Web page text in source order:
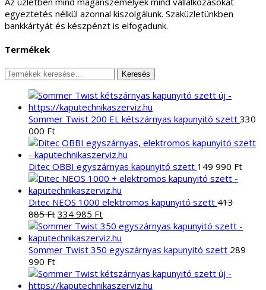
egyeztetés nélkül azonnal kiszolgálunk. Szaküzletünkben
bankkártyát és készpénzt is elfogadunk.
Termékek
Keresés
a
következőre:
Keresés
Sommer Twist 200 EL kétszárnyas kapunyitó szett 330
000 Ft
Ditec OBBI egyszárnyas kapunyitó szett 149 990 Ft
Ditec NEOS 1000 elektromos kapunyitó szett 413
885Ft Original
price
was:
413
334 985 FtCurrent
price
is:
334
Sommer Twist 350 egyszárnyas kapunyitó szett 289
990 Ft